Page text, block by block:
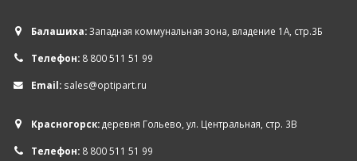
Балашиха:Западная коммунальная зона, владение 1А, стр.3Б
Телефон: 8 800 511 51 99
Email: sales@optipart.ru
Красногорск:деревня Гольево, ул. Центральная, стр. 3В
Телефон: 8 800 511 51 99